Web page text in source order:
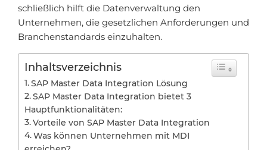
schließlich hilft die Datenverwaltung den
Unternehmen, die gesetzlichen Anforderungen und
Branchenstandards einzuhalten.
Inhaltsverzeichnis
SAP Master Data Integration Lösung
SAP Master Data Integration bietet 3
Hauptfunktionalitäten:
Vorteile von SAP Master Data Integration
Was können Unternehmen mit MDI